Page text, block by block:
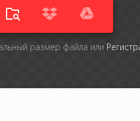
размер файла или